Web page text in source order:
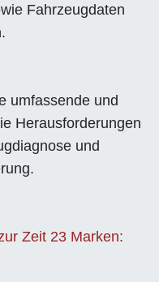
Fahrzeugdaten
umfassende und
Herausforderungen
und
Zeit 23 Marken: